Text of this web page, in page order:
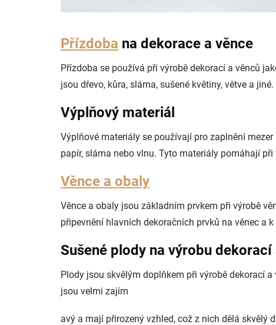
Přízdoba na dekorace a věnce
Přízdoba se používá při výrobě dekorací a věnců
jsou dřevo, kůra, sláma, sušené květiny, větve a
Výplňový materiál
Výplňové materiály se používají pro zaplnění
papír, sláma nebo vlnu. Tyto materiály pomáhají
Věnce a obaly
Věnce a obaly jsou základním prvkem při výrobě
připevnění hlavních dekoračních prvků na věnec a
Sušené plody na výrobu dekorací
Plody jsou skvělým doplňkem při výrobě dekorací
jsou velmi zajím
avý a mají přirozený vzhled, což z nich dělá